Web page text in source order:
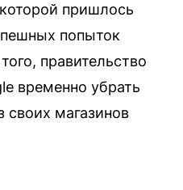
пришлось
попыток
правительство
временно убрать
своих магазинов